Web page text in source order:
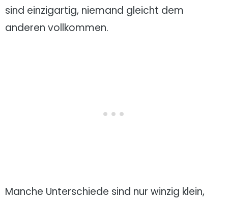
sind einzigartig, niemand gleicht dem
anderen vollkommen.
Manche Unterschiede sind nur winzig klein,